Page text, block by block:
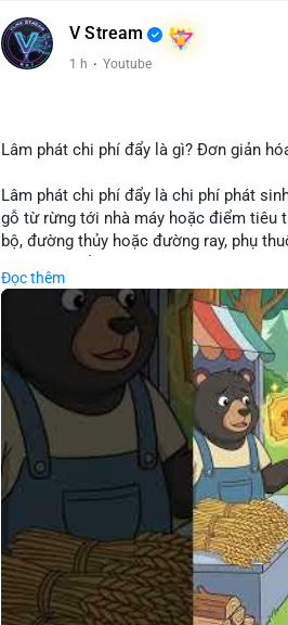
V Stream
1 h · Youtube
Lâm phát chi phí đẩy là gì? Đơn giản
Lâm phát chi phí đẩy là chi phí phát
gỗ từ rừng tới nhà máy hoặc điểm tiêu
bộ, đường thủy hoặc đường ray, phụ
nhuận.
🎥 Xem video trực tiếp tại:
Nguồn: Cú Thông Thái
Đọc thêm